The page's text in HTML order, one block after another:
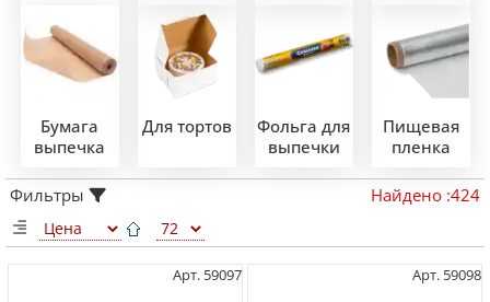
Бумага
выпечка
Для тортов
Фольга для
выпечки
Пищевая
пленка
Фильтры Найдено :424
Арт. 59097 Арт. 59098